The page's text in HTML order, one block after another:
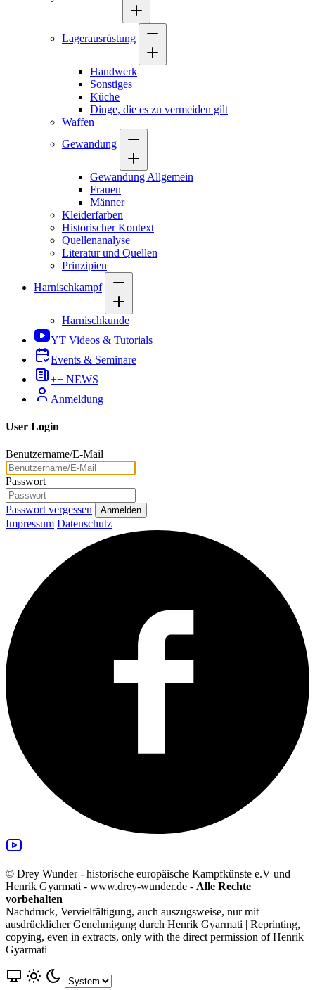
Lagerausrüstung
Handwerk
Sonstiges
Küche
Dinge, die es zu vermeiden gilt
Waffen
Gewandung
Gewandung Allgemein
Frauen
Männer
Kleiderfarben
Historischer Kontext
Quellenanalyse
Literatur und Quellen
Prinzipien
Harnischkampf
Harnischkunde
YT Videos & Tutorials
Events & Seminare
++ NEWS
Anmeldung
User Login
Benutzername/E-Mail
Passwort
Passwort vergessen Anmelden
Impressum Datenschutz
© Drey Wunder - historische europäische Kampfkünste e.V und
Henrik Gyarmati - www.drey-wunder.de - Alle Rechte
vorbehalten
Nachdruck, Vervielfältigung, auch auszugsweise, nur mit
ausdrücklicher Genehmigung durch Henrik Gyarmati | Reprinting,
copying, even in extracts, only with the direct permission of Henrik
Gyarmati